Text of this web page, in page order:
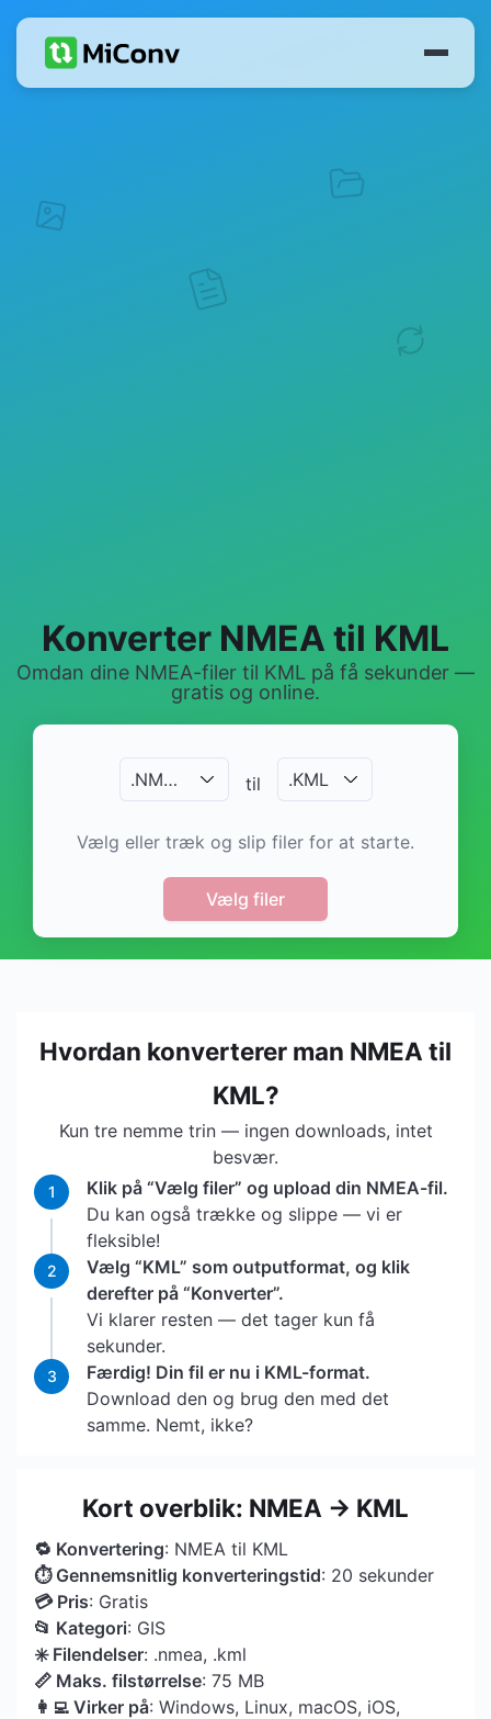
Konverter NMEA til KML
Omdan dine NMEA-filer til KML på få sekunder —
gratis og online.
.NMEA til .KML
Vælg eller træk og slip filer for at starte.
Vælg filer
Hvordan konverterer man NMEA til
KML?
Kun tre nemme trin — ingen downloads, intet
besvær.
1
Klik på “Vælg filer” og upload din NMEA-fil.
Du kan også trække og slippe — vi er
fleksible!
2
Vælg “KML” som outputformat, og klik
derefter på “Konverter”.
Vi klarer resten — det tager kun få
sekunder.
3
Færdig! Din fil er nu i KML-format.
Download den og brug den med det
samme. Nemt, ikke?
Kort overblik: NMEA → KML
🔁 Konvertering: NMEA til KML
⏱ Gennemsnitlig konverteringstid: 20 sekunder
💳 Pris: Gratis
📂 Kategori: GIS
✳️ Filendelser: .nmea, .kml
📏 Maks. filstørrelse: 75 MB
👩‍💻 Virker på: Windows, Linux, macOS, iOS,